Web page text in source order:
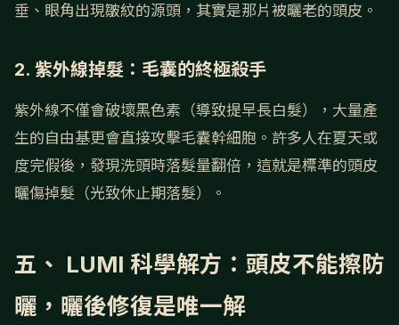
垂、眼角出現皺紋的源頭，其實是那片被曬老的頭皮。
2. 紫外線掉髮：毛囊的終極殺手
紫外線不僅會破壞黑色素（導致提早長白髮），大量產
生的自由基更會直接攻擊毛囊幹細胞。許多人在夏天或
度完假後，發現洗頭時落髮量翻倍，這就是標準的頭皮
曬傷掉髮（光致休止期落髮）。
五、 LUMI 科學解方：頭皮不能擦防
曬，曬後修復是唯一解